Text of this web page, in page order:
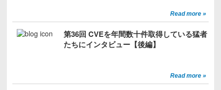
Read more »
第36回 CVEを年間数十件取得している猛者
たちにインタビュー【後編】
Read more »